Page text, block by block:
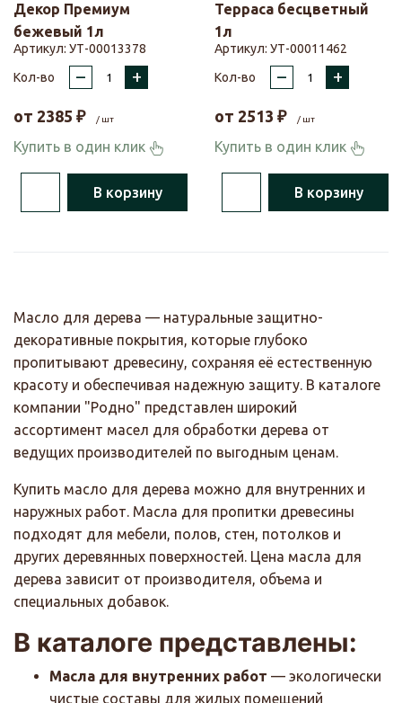
Декор Премиум
бежевый 1л
Артикул: УТ-00013378
Кол-во
– +
от 2385 ₽ / шт
Купить в один клик
В корзину
Терраса бесцветный
1л
Артикул: УТ-00011462
Кол-во
– +
от 2513 ₽ / шт
Купить в один клик
В корзину
Масло для дерева — натуральные защитно-
декоративные покрытия, которые глубоко
пропитывают древесину, сохраняя её естественную
красоту и обеспечивая надежную защиту. В каталоге
компании "Родно" представлен широкий
ассортимент масел для обработки дерева от
ведущих производителей по выгодным ценам.
Купить масло для дерева можно для внутренних и
наружных работ. Масла для пропитки древесины
подходят для мебели, полов, стен, потолков и
других деревянных поверхностей. Цена масла для
дерева зависит от производителя, объема и
специальных добавок.
В каталоге представлены:
Масла для внутренних работ — экологически
чистые составы для жилых помещений